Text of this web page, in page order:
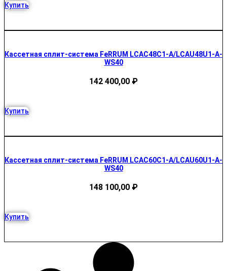
Купить
Кассетная сплит-система FeRRUM LCAC48C1-A/LCAU48U1-A-
WS40
142 400,00 ₽
Купить
Кассетная сплит-система FeRRUM LCAC60C1-A/LCAU60U1-A-
WS40
148 100,00 ₽
Купить